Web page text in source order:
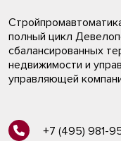
полный цикл
сбалансированных
недвижимости и
управляющей
+7 (495) 981-